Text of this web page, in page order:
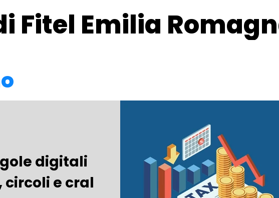
Fitel Emilia
digitali
circoli e cral